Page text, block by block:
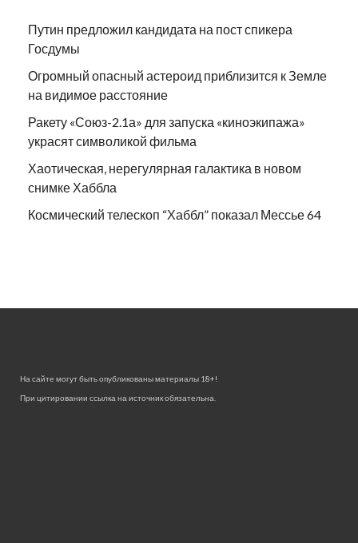
Путин предложил кандидата на пост спикера
Госдумы
Огромный опасный астероид приблизится к Земле
на видимое расстояние
Ракету «Союз-2.1а» для запуска «киноэкипажа»
украсят символикой фильма
Хаотическая, нерегулярная галактика в новом
снимке Хаббла
Космический телескоп “Хаббл” показал Мессье 64
На сайте могут быть опубликованы материалы 18+!
При цитировании ссылка на источник обязательна.